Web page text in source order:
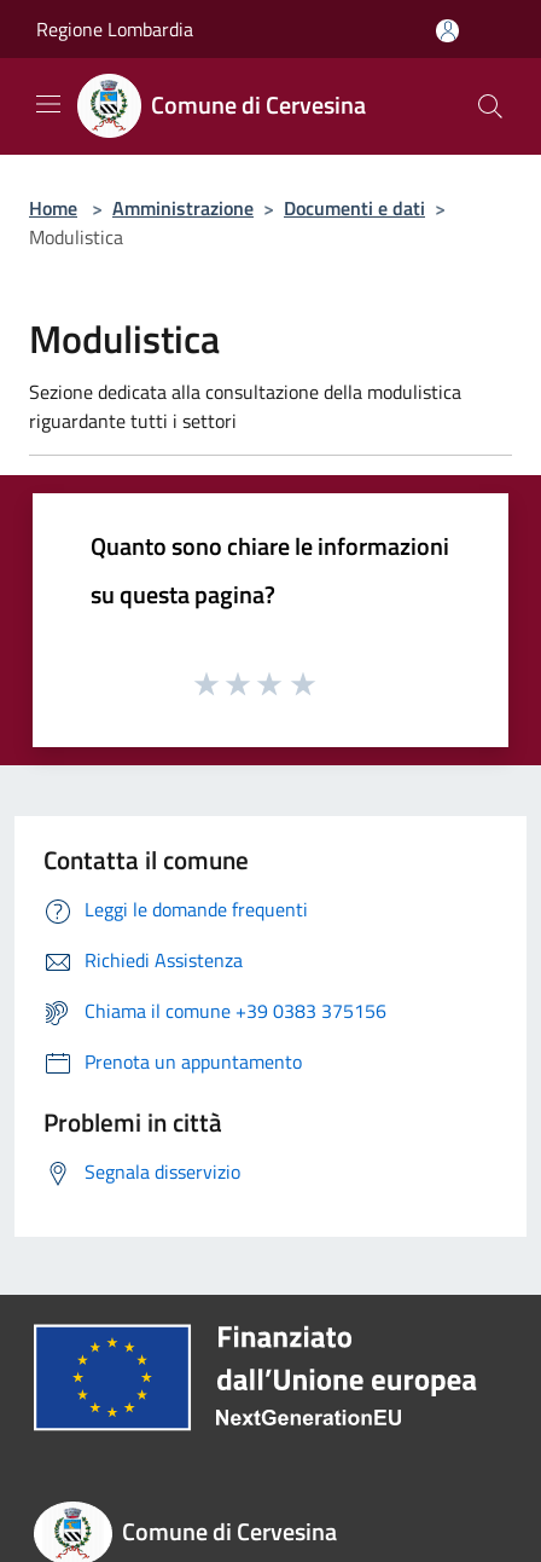
Regione Lombardia
Comune di Cervesina
Home > Amministrazione > Documenti e dati >
Modulistica
Modulistica
Sezione dedicata alla consultazione della modulistica
riguardante tutti i settori
Quanto sono chiare le informazioni
su questa pagina?
Contatta il comune
Leggi le domande frequenti
Richiedi Assistenza
Chiama il comune +39 0383 375156
Prenota un appuntamento
Problemi in città
Segnala disservizio
Comune di Cervesina